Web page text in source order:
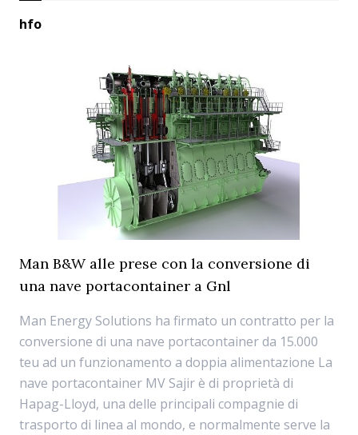
hfo
Man B&W alle prese con la conversione di
una nave portacontainer a Gnl
Man Energy Solutions ha firmato un contratto per la
conversione di una nave portacontainer da 15.000
teu ad un funzionamento a doppia alimentazione La
nave portacontainer MV Sajir è di proprietà di
Hapag-Lloyd, una delle principali compagnie di
trasporto di linea al mondo, e normalmente serve la